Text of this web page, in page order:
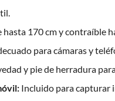
a medida.
como
suplementos
hasta 170 cm y contraíble
para cámaras y
y pie de herradura
Incluido para capturar